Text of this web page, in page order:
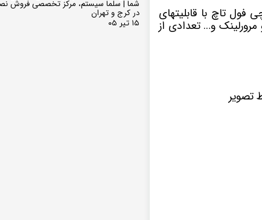
اندروید دارای صفحه نمایش 10 اینچی فول تاچ با قابلیتهای
و… تعدادی از
تصویر
شما | سلما سیستم، مرکز تخصصی فروش
در کرج و تهران
۱۵ تیر ۰۵